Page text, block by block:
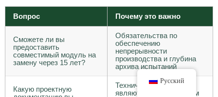
Вопрос Почему это важно
Сможете ли вы
предоставить
совместимый модуль на
замену через 15 лет?
Обязательства по
обеспечению
непрерывности
производства и глубина
архива испытаний
Какую проектную
Технические документы
являются единственным
Русский